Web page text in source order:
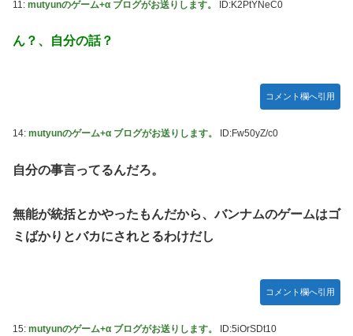
11: mutyunのゲーム+α ブログがお送りします。 ID:K2PtYNeC0
ん？、自分の話？
コメント欄へ引用
14: mutyunのゲーム+α ブログがお送りします。 ID:Fw50yZ/c0
自分の事言ってるんだろ。
無能が統括とかやったもんだから、バンナムのゲームはゴ
ミばかりとバカにされとるわけだし
コメント欄へ引用
15: mutyunのゲーム+α ブログがお送りします。 ID:5iOrSDt10